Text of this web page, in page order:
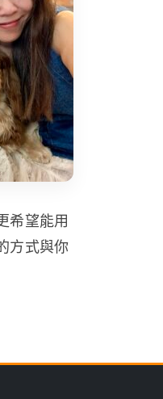
希望能用
方式與你